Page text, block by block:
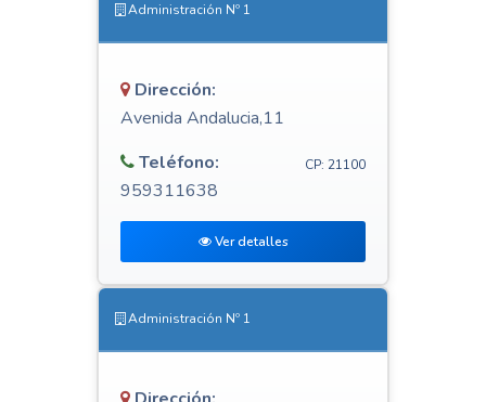
Administración Nº 1
Dirección:
Avenida Andalucia,11
CP: 21100
Teléfono:
959311638
Ver detalles
Administración Nº 1